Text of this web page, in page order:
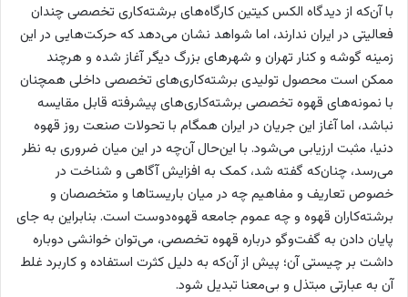
با آن‌که از دیدگاه الکس کیتین کارگاه‌های برشته‌کاری تخصصی چندان
فعالیتی در ایران ندارند، اما شواهد نشان می‌دهد که حرکت‌هایی در این
زمینه گوشه و کنار تهران و شهرهای بزرگ دیگر آغاز شده و هرچند
ممکن است محصول تولیدی برشته‌کاری‌های تخصصی داخلی همچنان
با نمونه‌های قهوه تخصصی برشته‌کاری‌های پیشرفته قابل مقایسه
نباشد، اما آغاز این جریان در ایران همگام با تحولات صنعت روز قهوه
دنیا، مثبت ارزیابی می‌شود. با این‌حال آن‌چه در این میان ضروری به نظر
می‌رسد، چنان‌که گفته شد، کمک به افزایش آگاهی و شناخت در
خصوص تعاریف و مفاهیم چه در میان باریستاها و متخصصان و
برشته‌کاران قهوه و چه عموم جامعه قهوه‌دوست است. بنابراین به جای
پایان دادن به گفت‌وگو درباره قهوه تخصصی، می‌توان خوانشی دوباره
داشت بر چیستی آن؛ پیش از آن‌که به دلیل کثرت استفاده و کاربرد غلط
آن به عبارتی مبتذل و بی‌معنا تبدیل شود.